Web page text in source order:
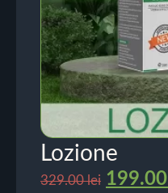
Lozione
329.00lei 199.00